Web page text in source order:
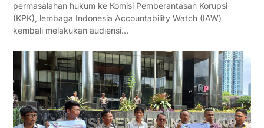
permasalahan hukum ke Komisi Pemberantasan Korupsi
(KPK), lembaga Indonesia Accountability Watch (IAW)
kembali melakukan audiensi…